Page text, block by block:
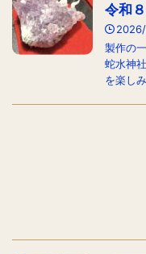
令和
製作の
蛇水神
を楽し